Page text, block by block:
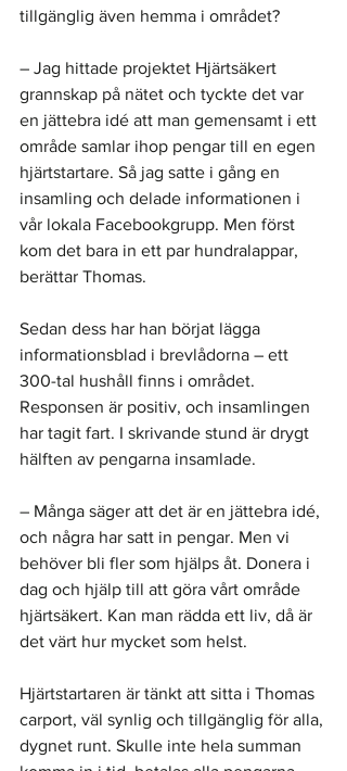
tillgänglig även hemma i området?
– Jag hittade projektet Hjärtsäkert
grannskap på nätet och tyckte det var
en jättebra idé att man gemensamt i ett
område samlar ihop pengar till en egen
hjärtstartare. Så jag satte i gång en
insamling och delade informationen i
vår lokala Facebookgrupp. Men först
kom det bara in ett par hundralappar,
berättar Thomas.
Sedan dess har han börjat lägga
informationsblad i brevlådorna – ett
300-tal hushåll finns i området.
Responsen är positiv, och insamlingen
har tagit fart. I skrivande stund är drygt
hälften av pengarna insamlade.
– Många säger att det är en jättebra idé,
och några har satt in pengar. Men vi
behöver bli fler som hjälps åt. Donera i
dag och hjälp till att göra vårt område
hjärtsäkert. Kan man rädda ett liv, då är
det värt hur mycket som helst.
Hjärtstartaren är tänkt att sitta i Thomas
carport, väl synlig och tillgänglig för alla,
dygnet runt. Skulle inte hela summan